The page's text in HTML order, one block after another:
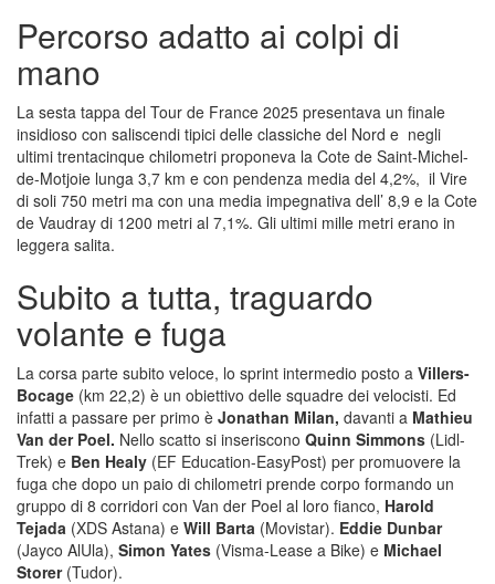
Percorso adatto ai colpi di
mano
La sesta tappa del Tour de France 2025 presentava un finale
insidioso con saliscendi tipici delle classiche del Nord e negli
ultimi trentacinque chilometri proponeva la Cote de Saint-Michel-
de-Motjoie lunga 3,7 km e con pendenza media del 4,2%, il Vire
di soli 750 metri ma con una media impegnativa dell’ 8,9 e la Cote
de Vaudray di 1200 metri al 7,1%. Gli ultimi mille metri erano in
leggera salita.
Subito a tutta, traguardo
volante e fuga
La corsa parte subito veloce, lo sprint intermedio posto a Villers-
Bocage (km 22,2) è un obiettivo delle squadre dei velocisti. Ed
infatti a passare per primo è Jonathan Milan, davanti a Mathieu
Van der Poel. Nello scatto si inseriscono Quinn Simmons (Lidl-
Trek) e Ben Healy (EF Education-EasyPost) per promuovere la
fuga che dopo un paio di chilometri prende corpo formando un
gruppo di 8 corridori con Van der Poel al loro fianco, Harold
Tejada (XDS Astana) e Will Barta (Movistar). Eddie Dunbar
(Jayco AlUla), Simon Yates (Visma-Lease a Bike) e Michael
Storer(Tudor).